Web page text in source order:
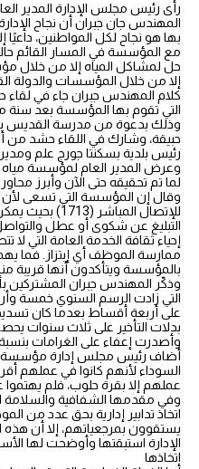
رأى رئيس مجلس الإدارة المدير
المهندس جان جبران أن نجاح
بها هو نجاح لكل المواطنين، داعيًا
مع المؤسسة في المسار القائم
حل لمشاكل المياه إلا من خلال
إلا من خلال المؤسسات والدولة
كلام المهندس جبران جاء في لقاء
التي تقوم بها المؤسسة بعد سنة
وذلك بدعوة من مدرسة القديس
حبيقة، وشارك في اللقاء حشد من
رئيس بلدية بسكنتا جورج علم
وعرض المدير العام لمؤسسة
لما تم تحقيقه حتى الآن وأبرز
وقال إن المؤسسة التي تسعى
التبليغ عن شكوى أو عطل
إحياء ثقافة الخدمة العامة التي
ممارسة الموظف أي إبتزاز. فما
بالمؤسسة ويتأكدون أنها قريبة
وذكّر المهندس جبران المشتركين
التي زادت الرسم السنوي خمسة
على أربعة أقساط بعدما كان
بدلات التأخير على ثلاث سنوات
وأصدرت إعفاء على الغرامات بنسبة
أضاف رئيس مجلس إدارة مؤسسة
السوداء لأنهم كانوا في عملهم
عملهم إلا بقرة حلوب، فلم يهتموا
وفي مقدمها الشفافية والسلامة
اتخاذ تدابير إدارية بحق عدد من
يستقوون بمرجعياتهم، إلا أن
الإدارة استبقتها وأوضحت لها
اتخاذها